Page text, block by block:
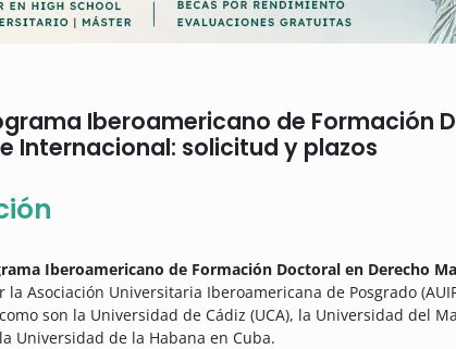
Iberoamericano de Formación
Internacional: solicitud y plazos
Iberoamericano de Formación Doctoral en Derecho
la Asociación Universitaria Iberoamericana de Posgrado
son la Universidad de Cádiz (UCA), la Universidad del
Universidad de la Habana en Cuba.